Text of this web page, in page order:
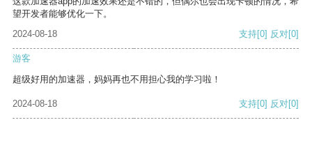
望开发者能够优化一下。
2024-08-18
支持[0] 反对[0]
游客
超级好用的加速器，妈妈再也不用担心我的学习啦！
2024-08-18 支持[0] 反对[0]